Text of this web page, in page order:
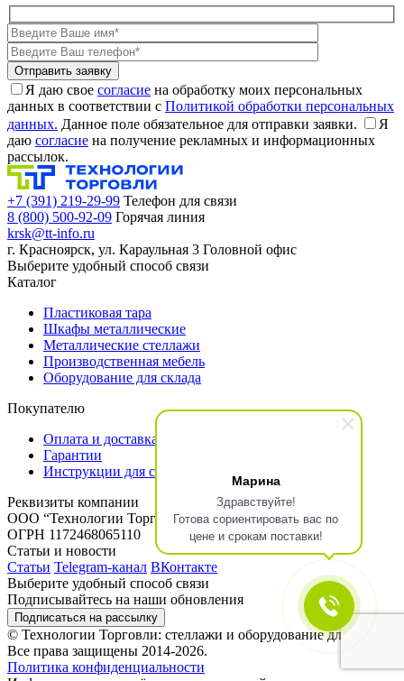
Марина
Здравствуйте!
Готова сориентировать вас по
цене и срокам поставки!
Я даю свое согласие на обработку моих персональных
данных в соответствии с Политикой обработки персональных
данных. Данное поле обязательное для отправки заявки.
Я
даю согласие на получение рекламных и информационных
рассылок.
+7 (391) 219-29-99 Телефон для связи
8 (800) 500-92-09 Горячая линия
krsk@tt-info.ru
г. Красноярск, ул. Караульная 3 Головной офис
Выберите удобный способ связи
Каталог
Пластиковая тара
Шкафы металлические
Металлические стеллажи
Производственная мебель
Оборудование для склада
Покупателю
Оплата и доставка
Гарантии
Инструкции для сборки
Реквизиты компании
ООО “Технологии Торговли” ИНН 2466186474
ОГРН 1172468065110
Статьи и новости
Статьи Telegram-канал ВКонтакте
Выберите удобный способ связи
Подписывайтесь на наши обновления
Подписаться на рассылку
© Технологии Торговли: стеллажи и оборудование для склада.
Все права защищены 2014-2026.
Политика конфиденциальности